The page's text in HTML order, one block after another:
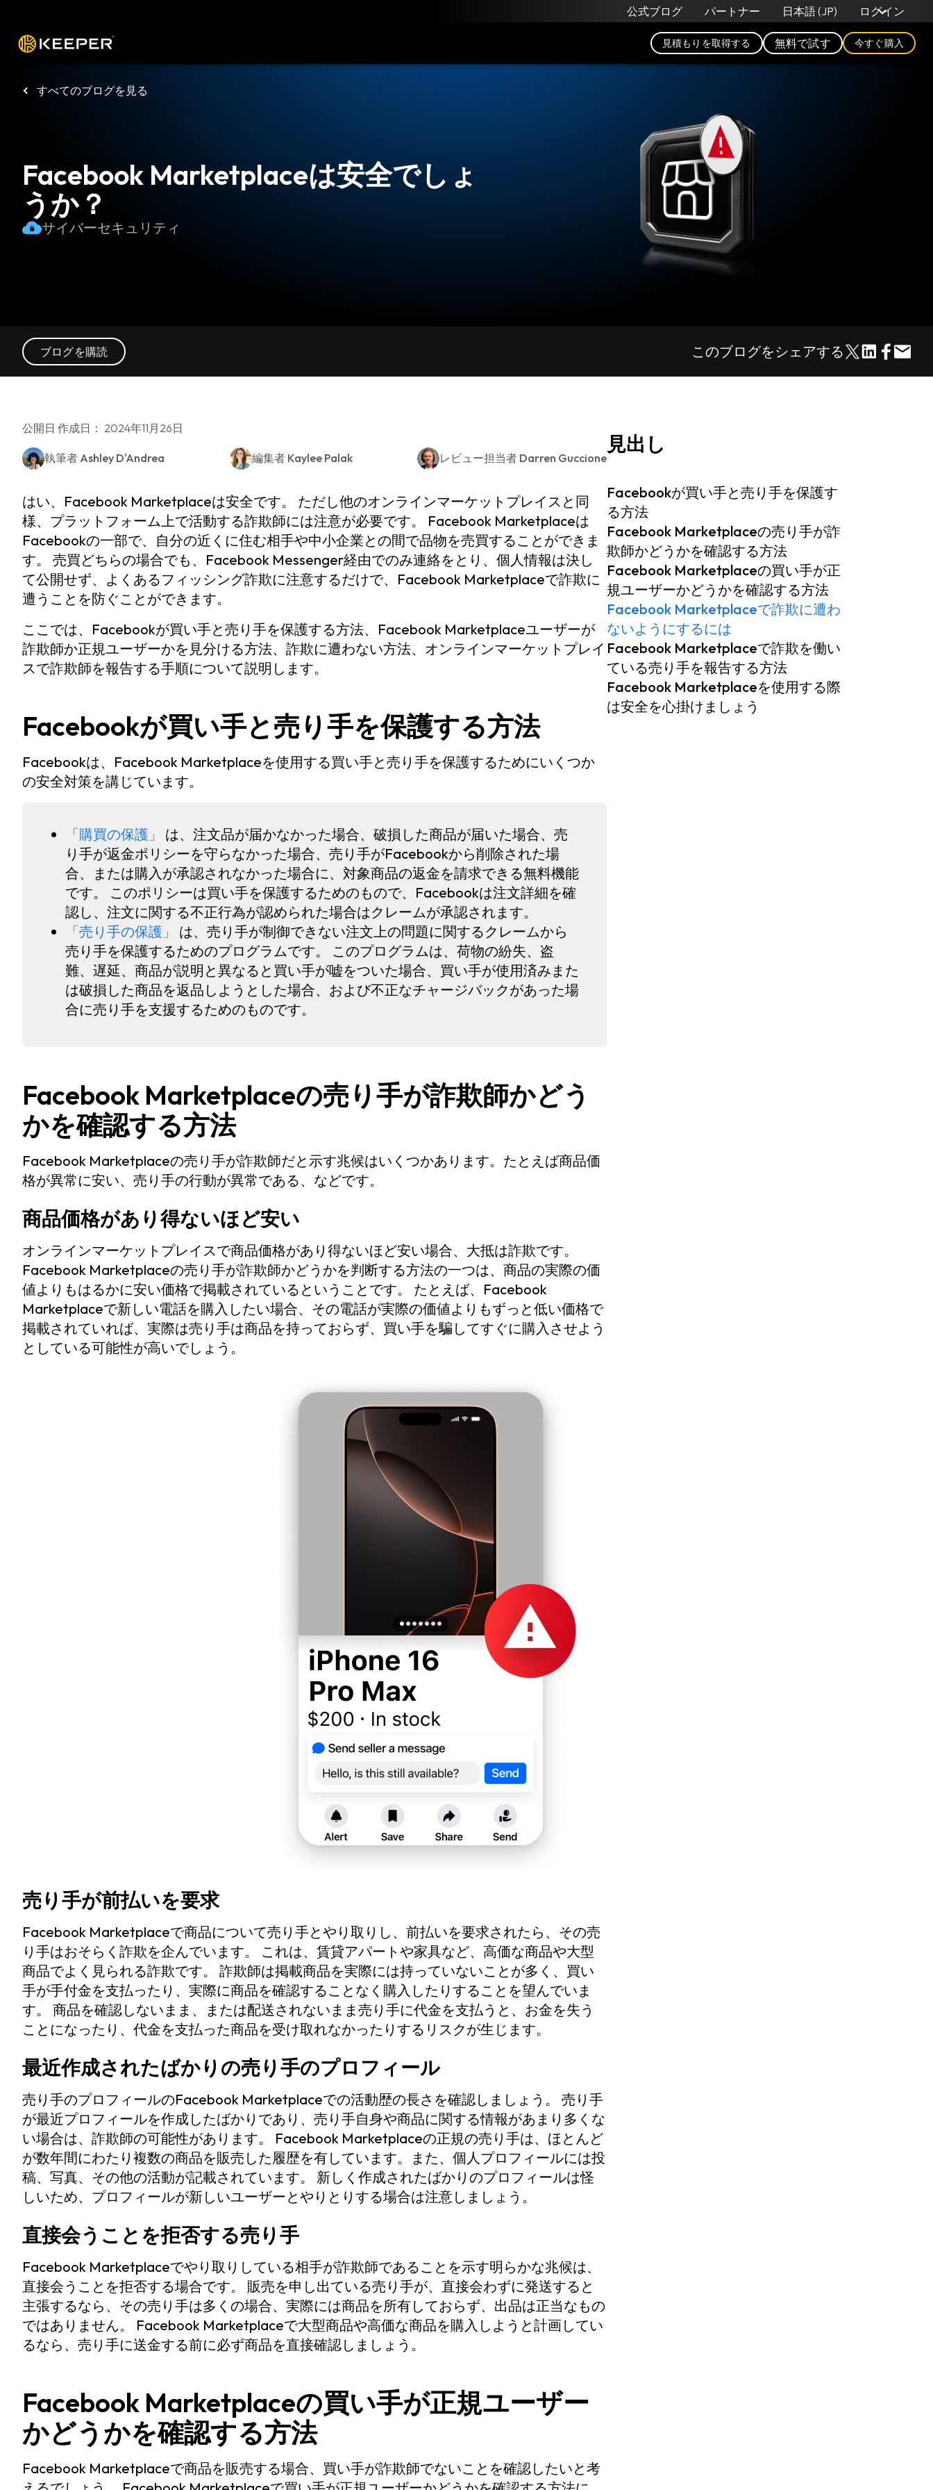
公式ブログ パートナー 日本語 (JP) ログイン
見積もりを取得する 無料で試す 今すぐ購入
すべてのブログを見る
Facebook Marketplaceは安全でしょ
うか？
サイバーセキュリティ
ブログを購読 このブログをシェアする
公開日 作成日： 2024年11月26日
執筆者 Ashley D'Andrea 編集者 Kaylee Palak レビュー担当者 Darren Guccione
はい、Facebook Marketplaceは安全です。 ただし他のオンラインマーケットプレイスと同
様、プラットフォーム上で活動する詐欺師には注意が必要です。 Facebook Marketplaceは
Facebookの一部で、自分の近くに住む相手や中小企業との間で品物を売買することができま
す。 売買どちらの場合でも、Facebook Messenger経由でのみ連絡をとり、個人情報は決し
て公開せず、よくあるフィッシング詐欺に注意するだけで、Facebook Marketplaceで詐欺に
遭うことを防ぐことができます。
ここでは、Facebookが買い手と売り手を保護する方法、Facebook Marketplaceユーザーが
詐欺師か正規ユーザーかを見分ける方法、詐欺に遭わない方法、オンラインマーケットプレイ
スで詐欺師を報告する手順について説明します。
Facebookが買い手と売り手を保護する方法
Facebookは、Facebook Marketplaceを使用する買い手と売り手を保護するためにいくつか
の安全対策を講じています。
「購買の保護」
は、注文品が届かなかった場合、破損した商品が届いた場合、売
り手が返金ポリシーを守らなかった場合、売り手がFacebookから削除された場
合、または購入が承認されなかった場合に、対象商品の返金を請求できる無料機能
です。 このポリシーは買い手を保護するためのもので、Facebookは注文詳細を確
認し、注文に関する不正行為が認められた場合はクレームが承認されます。
「売り手の保護」
は、売り手が制御できない注文上の問題に関するクレームから
売り手を保護するためのプログラムです。 このプログラムは、荷物の紛失、盗
難、遅延、商品が説明と異なると買い手が嘘をついた場合、買い手が使用済みまた
は破損した商品を返品しようとした場合、および不正なチャージバックがあった場
合に売り手を支援するためのものです。
Facebook Marketplaceの売り手が詐欺師かどう
かを確認する方法
Facebook Marketplaceの売り手が詐欺師だと示す兆候はいくつかあります。たとえば商品価
格が異常に安い、売り手の行動が異常である、などです。
商品価格があり得ないほど安い
オンラインマーケットプレイスで商品価格があり得ないほど安い場合、大抵は詐欺です。
Facebook Marketplaceの売り手が詐欺師かどうかを判断する方法の一つは、商品の実際の価
値よりもはるかに安い価格で掲載されているということです。 たとえば、Facebook
Marketplaceで新しい電話を購入したい場合、その電話が実際の価値よりもずっと低い価格で
掲載されていれば、実際は売り手は商品を持っておらず、買い手を騙してすぐに購入させよう
としている可能性が高いでしょう。
売り手が前払いを要求
Facebook Marketplaceで商品について売り手とやり取りし、前払いを要求されたら、その売
り手はおそらく詐欺を企んでいます。 これは、賃貸アパートや家具など、高価な商品や大型
商品でよく見られる詐欺です。 詐欺師は掲載商品を実際には持っていないことが多く、買い
手が手付金を支払ったり、実際に商品を確認することなく購入したりすることを望んでいま
す。 商品を確認しないまま、または配送されないまま売り手に代金を支払うと、お金を失う
ことになったり、代金を支払った商品を受け取れなかったりするリスクが生じます。
最近作成されたばかりの売り手のプロフィール
売り手のプロフィールのFacebook Marketplaceでの活動歴の長さを確認しましょう。 売り手
が最近プロフィールを作成したばかりであり、売り手自身や商品に関する情報があまり多くな
い場合は、詐欺師の可能性があります。 Facebook Marketplaceの正規の売り手は、ほとんど
が数年間にわたり複数の商品を販売した履歴を有しています。また、個人プロフィールには投
稿、写真、その他の活動が記載されています。 新しく作成されたばかりのプロフィールは怪
しいため、プロフィールが新しいユーザーとやりとりする場合は注意しましょう。
直接会うことを拒否する売り手
Facebook Marketplaceでやり取りしている相手が詐欺師であることを示す明らかな兆候は、
直接会うことを拒否する場合です。 販売を申し出ている売り手が、直接会わずに発送すると
主張するなら、その売り手は多くの場合、実際には商品を所有しておらず、出品は正当なもの
ではありません。 Facebook Marketplaceで大型商品や高価な商品を購入しようと計画してい
るなら、売り手に送金する前に必ず商品を直接確認しましょう。
Facebook Marketplaceの買い手が正規ユーザー
かどうかを確認する方法
Facebook Marketplaceで商品を販売する場合、買い手が詐欺師でないことを確認したいと考
見出し
Facebookが買い手と売り手を保護す
る方法
Facebook Marketplaceの売り手が詐
欺師かどうかを確認する方法
Facebook Marketplaceの買い手が正
規ユーザーかどうかを確認する方法
Facebook Marketplaceで詐欺に遭わ
ないようにするには
Facebook Marketplaceで詐欺を働い
ている売り手を報告する方法
Facebook Marketplaceを使用する際
は安全を心掛けましょう